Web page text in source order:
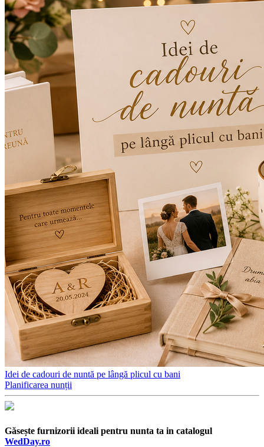
Idei de cadouri de nuntă pe lângă plicul cu bani
Planificarea nunții
Găsește furnizorii ideali pentru nunta ta in catalogul
WedDay.ro